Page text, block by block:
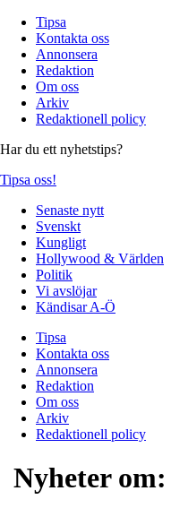
Tipsa
Kontakta oss
Annonsera
Redaktion
Om oss
Arkiv
Redaktionell policy
Har du ett nyhetstips?
Tipsa oss!
Senaste nytt
Svenskt
Kungligt
Hollywood & Världen
Politik
Vi avslöjar
Kändisar A-Ö
Tipsa
Kontakta oss
Annonsera
Redaktion
Om oss
Arkiv
Redaktionell policy
Nyheter om: